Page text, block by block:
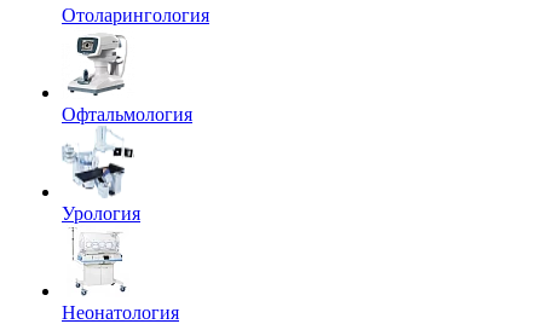
Отоларингология
Офтальмология
Урология
Неонатология